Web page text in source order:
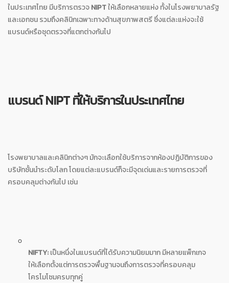
ในประเทศไทย มีบริการตรวจNIPTให้เลือกหลายแห่ง ทั้งในโรงพยาบาลรัฐ
และเอกชน รวมถึงคลินิกเฉพาะทางด้านสุขภาพสตรี ซึ่งแต่ละแห่งจะใช้
แบรนด์หรือชุดตรวจที่แตกต่างกันไป
แบรนด์ NIPT ที่ให้บริการในประเทศไทย
โรงพยาบาลและคลินิกต่างๆ มักจะเลือกใช้บริการจากห้องปฏิบัติการของ
บริษัทชั้นนำระดับโลก โดยแต่ละแบรนด์ก็จะมีจุดเด่นและรายการตรวจที่
ครอบคลุมต่างกันไป เช่น
NIFTY:เป็นหนึ่งในแบรนด์ที่ได้รับความนิยมมาก มีหลายแพ็กเกจ
ให้เลือกตั้งแต่การตรวจพื้นฐานจนถึงการตรวจที่ครอบคลุม
โครโมโซมครบทุกคู่